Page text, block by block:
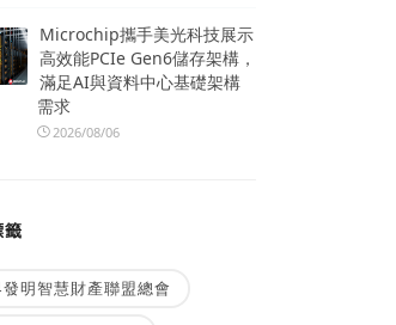
Microchip攜手美光科技展示
高效能PCIe Gen6儲存架構，
滿足AI與資料中心基礎架構
需求
2026/08/06
明智慧財產聯盟總會